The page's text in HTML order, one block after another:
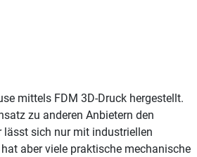
mittels FDM 3D-Druck hergestellt.
zu anderen Anbietern den
lässt sich nur mit industriellen
aber viele praktische mechanische